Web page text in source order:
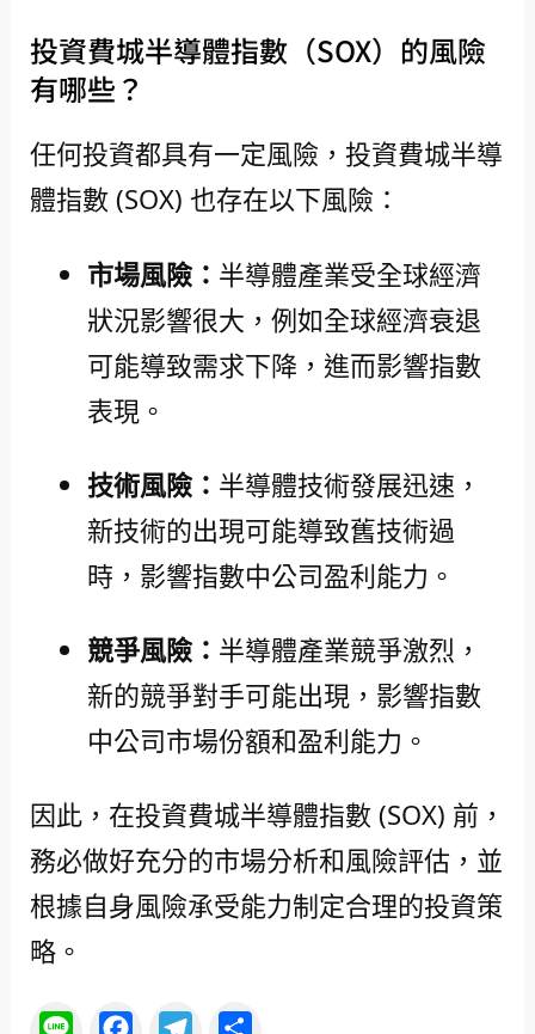
投資費城半導體指數（SOX）的風險
有哪些？
任何投資都具有一定風險，投資費城半導
體指數 (SOX) 也存在以下風險：
市場風險： 半導體產業受全球經濟
狀況影響很大，例如全球經濟衰退
可能導致需求下降，進而影響指數
表現。
技術風險： 半導體技術發展迅速，
新技術的出現可能導致舊技術過
時，影響指數中公司盈利能力。
競爭風險： 半導體產業競爭激烈，
新的競爭對手可能出現，影響指數
中公司市場份額和盈利能力。
因此，在投資費城半導體指數 (SOX) 前，
務必做好充分的市場分析和風險評估，並
根據自身風險承受能力制定合理的投資策
略。